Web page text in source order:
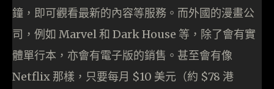
鐘，即可觀看最新的內容等服務。而外國的漫畫公
司，例如 Marvel 和 Dark House 等，除了會有實
體單行本，亦會有電子版的銷售。甚至會有像
Netflix 那樣，只要每月 $10 美元（約 $78 港